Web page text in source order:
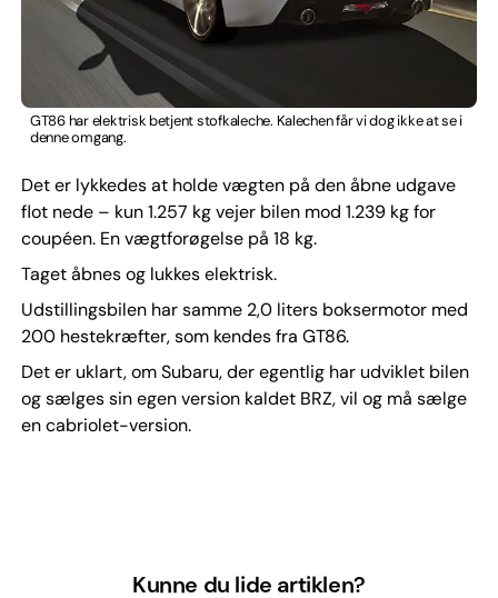
GT86 har elektrisk betjent stofkaleche. Kalechen får vi dog ikke at se i
denne omgang.
Det er lykkedes at holde vægten på den åbne udgave
flot nede – kun 1.257 kg vejer bilen mod 1.239 kg for
coupéen. En vægtforøgelse på 18 kg.
Taget åbnes og lukkes elektrisk.
Udstillingsbilen har samme 2,0 liters boksermotor med
200 hestekræfter, som kendes fra GT86.
Det er uklart, om Subaru, der egentlig har udviklet bilen
og sælges sin egen version kaldet BRZ, vil og må sælge
en cabriolet-version.
Kunne du lide artiklen?